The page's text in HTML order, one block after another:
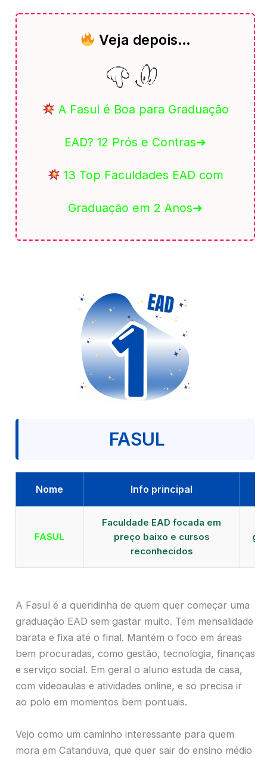
Veja depois…
A Fasul é Boa para Graduação
EAD? 12 Prós e Contras➜
13 Top Faculdades EAD com
Graduação em 2 Anos➜
FASUL
Nome Info principal
FASUL
Faculdade EAD focada em
preço baixo e cursos
reconhecidos
A Fasul é a queridinha de quem quer começar uma
graduação EAD sem gastar muito. Tem mensalidade
barata e fixa até o final. Mantém o foco em áreas
bem procuradas, como gestão, tecnologia, finanças
e serviço social. Em geral o aluno estuda de casa,
com videoaulas e atividades online, e só precisa ir
ao polo em momentos bem pontuais.
Vejo como um caminho interessante para quem
mora em Catanduva, que quer sair do ensino médio